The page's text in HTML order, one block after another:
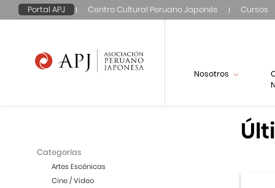
Portal APJ Centro Cultural Peruano Japonés Cursos
Nosotros
Categorías
Artes Escénicas
Cine / Video